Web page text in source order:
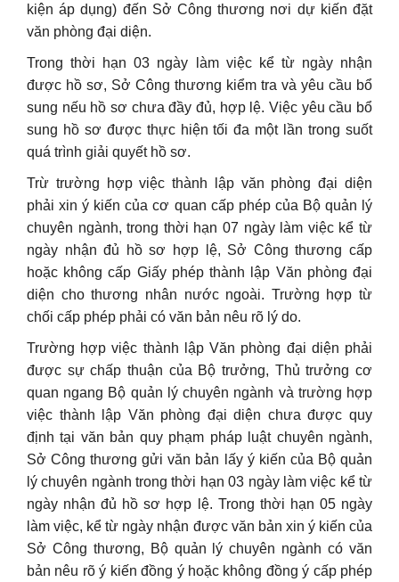
kiện áp dụng) đến Sở Công thương nơi dự kiến đặt
văn phòng đại diện.
Trong thời hạn 03 ngày làm việc kể từ ngày nhận
được hồ sơ, Sở Công thương kiểm tra và yêu cầu bổ
sung nếu hồ sơ chưa đầy đủ, hợp lệ. Việc yêu cầu bổ
sung hồ sơ được thực hiện tối đa một lần trong suốt
quá trình giải quyết hồ sơ.
Trừ trường hợp việc thành lập văn phòng đại diện
phải xin ý kiến của cơ quan cấp phép của Bộ quản lý
chuyên ngành, trong thời hạn 07 ngày làm việc kể từ
ngày nhận đủ hồ sơ hợp lệ, Sở Công thương cấp
hoặc không cấp Giấy phép thành lập Văn phòng đại
diện cho thương nhân nước ngoài. Trường hợp từ
chối cấp phép phải có văn bản nêu rõ lý do.
Trường hợp việc thành lập Văn phòng đại diện phải
được sự chấp thuận của Bộ trưởng, Thủ trưởng cơ
quan ngang Bộ quản lý chuyên ngành và trường hợp
việc thành lập Văn phòng đại diện chưa được quy
định tại văn bản quy phạm pháp luật chuyên ngành,
Sở Công thương gửi văn bản lấy ý kiến của Bộ quản
lý chuyên ngành trong thời hạn 03 ngày làm việc kể từ
ngày nhận đủ hồ sơ hợp lệ. Trong thời hạn 05 ngày
làm việc, kể từ ngày nhận được văn bản xin ý kiến của
Sở Công thương, Bộ quản lý chuyên ngành có văn
bản nêu rõ ý kiến đồng ý hoặc không đồng ý cấp phép